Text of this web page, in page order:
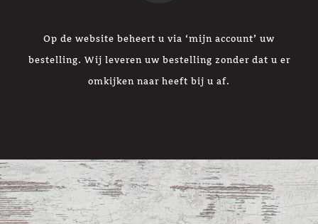
Op de website beheert u via ‘mijn account’ uw
bestelling. Wij leveren uw bestelling zonder dat u er
omkijken naar heeft bij u af.